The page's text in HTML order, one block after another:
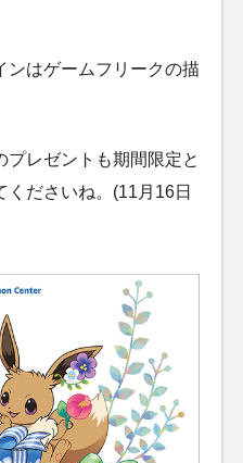
ンはゲームフリークの描
プレゼントも期間限定と
ださいね。(11月16日